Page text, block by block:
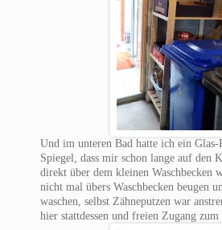
Und im unteren Bad hatte ich ein
Spiegel, dass mir schon lange auf den
direkt über dem kleinen Waschbecken
nicht mal übers Waschbecken beugen
waschen, selbst Zähneputzen war
hier stattdessen und freien Zugang zum